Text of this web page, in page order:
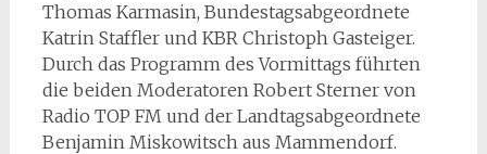
Thomas Karmasin, Bundestagsabgeordnete
Katrin Staffler und KBR Christoph Gasteiger.
Durch das Programm des Vormittags führten
die beiden Moderatoren Robert Sterner von
Radio TOP FM und der Landtagsabgeordnete
Benjamin Miskowitsch aus Mammendorf.